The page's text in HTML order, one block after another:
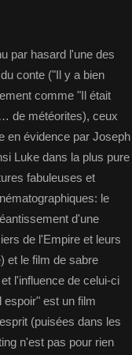
par hasard l'une des
conte ("Il y a bien
comme "Il était
de météorites), ceux
en évidence par Joseph
Luke dans la plus pure
fabuleuses et
le
d'une
de l'Empire et leurs
et le film de sabre
l'influence de celui-ci
est un film
(puisées dans les
n'est pas pour rien